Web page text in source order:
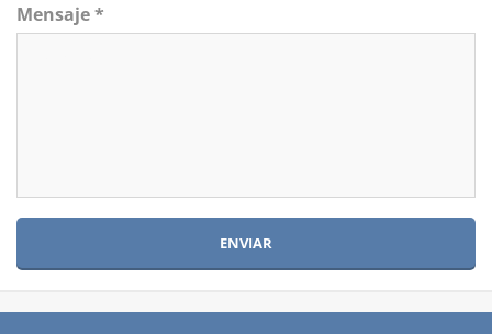
Mensaje *